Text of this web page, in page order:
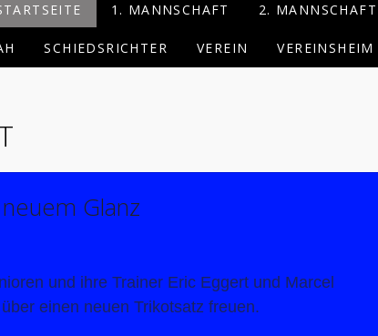
1. MANNSCHAFT 2. MANNSCHAFT
SCHIEDSRICHTER VEREIN VEREINSHEIM
Glanz
und ihre Trainer Eric Eggert und Marcel
einen neuen Trikotsatz freuen.